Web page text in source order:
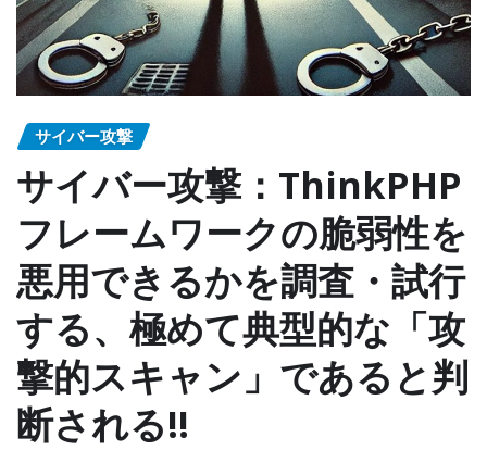
サイバー攻撃
サイバー攻撃：ThinkPHP
フレームワークの脆弱性を
悪用できるかを調査・試行
する、極めて典型的な「攻
撃的スキャン」であると判
断される!!